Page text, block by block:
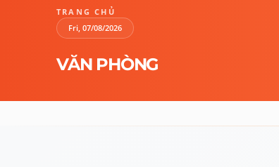
TRANG CHỦ
Fri, 07/08/2026
VĂN PHÒNG